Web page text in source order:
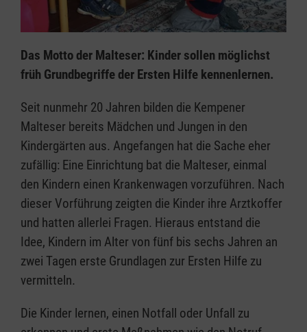
Das Motto der Malteser: Kinder sollen möglichst
früh Grundbegriffe der Ersten Hilfe kennenlernen.
Seit nunmehr 20 Jahren bilden die Kempener
Malteser bereits Mädchen und Jungen in den
Kindergärten aus. Angefangen hat die Sache eher
zufällig: Eine Einrichtung bat die Malteser, einmal
den Kindern einen Krankenwagen vorzuführen. Nach
dieser Vorführung zeigten die Kinder ihre Arztkoffer
und hatten allerlei Fragen. Hieraus entstand die
Idee, Kindern im Alter von fünf bis sechs Jahren an
zwei Tagen erste Grundlagen zur Ersten Hilfe zu
vermitteln.
Die Kinder lernen, einen Notfall oder Unfall zu